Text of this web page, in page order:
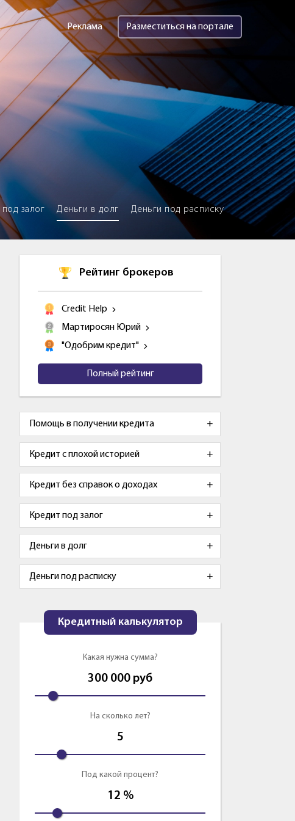
Реклама Разместиться на портале
залог Деньги в долг Деньги под расписку
Рейтинг брокеров
Credit Help
Мартиросян Юрий
"Одобрим кредит"
Полный рейтинг
Помощь в получении кредита
Кредит с плохой историей
Кредит без справок о доходах
Кредит под залог
Деньги в долг
Деньги под расписку
Кредитный калькулятор
Какая нужна сумма?
300 000 руб
На сколько лет?
5
Под какой процент?
12 %